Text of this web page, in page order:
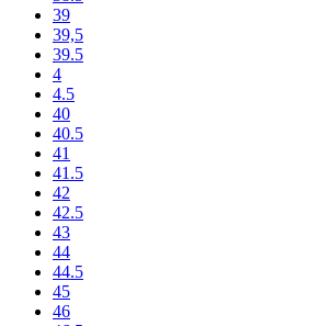
39
39,5
39.5
4
4.5
40
40.5
41
41.5
42
42.5
43
44
44.5
45
46